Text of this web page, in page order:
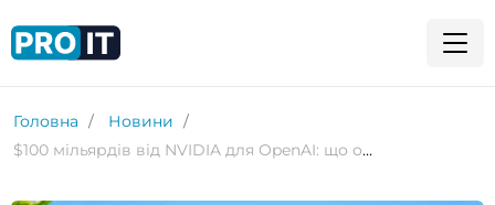
Головна
Новини
$100 мільярдів від NVIDIA для OpenAI: що означає ця угода для ШІ-ринку